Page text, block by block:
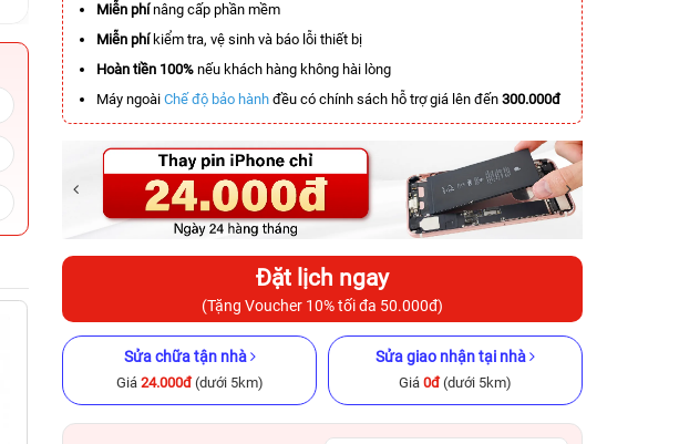
-8.500.000đ -6.000.000đ -4.000.000đ
Miễn phínâng cấp phần mềm
Miễn phíkiểm tra, vệ sinh và báo lỗi thiết bị
Hoàn tiền 100% nếu khách hàng không hài lòng
Máy ngoài Chế độ bảo hành đều có chính sách hỗ trợ giá lên đến 300.000đ
Đặt lịch ngay
(Tặng Voucher 10% tối đa 50.000đ)
Sửa chữa tận nhà
Giá 24.000đ(dưới 5km)
Sửa giao nhận tại nhà
Giá 0đ(dưới 5km)